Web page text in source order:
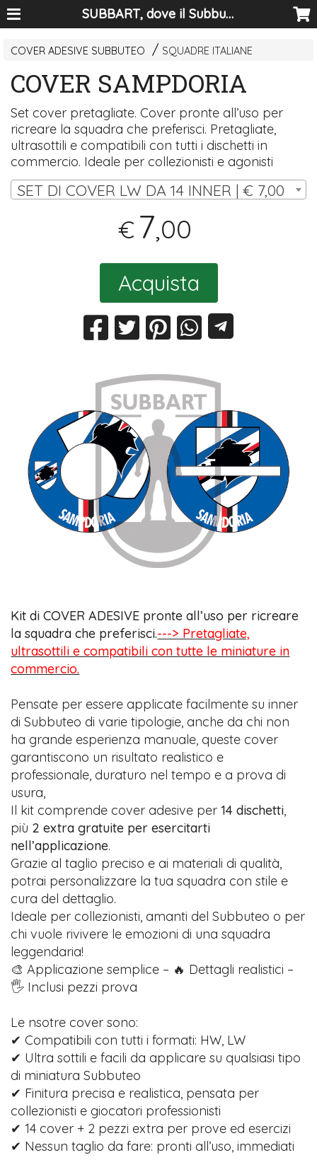
SUBBART, dove il Subbuteo diventa arte
COVER ADESIVE SUBBUTEO SQUADRE ITALIANE
COVER SAMPDORIA
Set cover pretagliate. Cover pronte all’uso per
ricreare la squadra che preferisci. Pretagliate,
ultrasottili e compatibili con tutti i dischetti in
commercio. Ideale per collezionisti e agonisti
SET DI COVER LW DA 14 INNER | € 7,00
€ 7,00
Acquista
Kit di COVER ADESIVE pronte all’uso per ricreare
la squadra che preferisci.---> Pretagliate,
ultrasottili e compatibili con tutte le miniature in
commercio.
Pensate per essere applicate facilmente su inner
di Subbuteo di varie tipologie, anche da chi non
ha grande esperienza manuale, queste cover
garantiscono un risultato realistico e
professionale, duraturo nel tempo e a prova di
usura,
Il kit comprende cover adesive per14 dischetti,
più 2 extra gratuite per esercitarti
nell’applicazione.
Grazie al taglio preciso e ai materiali di qualità,
potrai personalizzare la tua squadra con stile e
cura del dettaglio.
Ideale per collezionisti, amanti del Subbuteo o per
chi vuole rivivere le emozioni di una squadra
leggendaria!
🎨 Applicazione semplice – 🔥 Dettagli realistici –
🖐️ Inclusi pezzi prova
Le nsotre cover sono:
✔ Compatibili con tutti i formati: HW, LW
✔ Ultra sottili e facili da applicare su qualsiasi tipo
di miniatura Subbuteo
✔ Finitura precisa e realistica, pensata per
collezionisti e giocatori professionisti
✔ 14 cover + 2 pezzi extra per prove ed esercizi
✔ Nessun taglio da fare: pronti all’uso, immediati